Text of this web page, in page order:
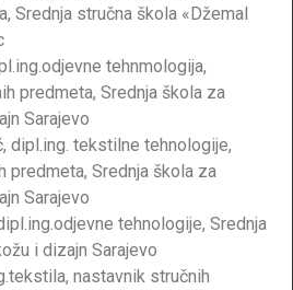
Srednja stručna škola «Džemal
tehnmologija,
predmeta, Srednja škola za
Sarajevo
dipl.ing. tekstilne tehnologije,
predmeta, Srednja škola za
Sarajevo
tehnologije, Srednja
i dizajn Sarajevo
nastavnik stručnih